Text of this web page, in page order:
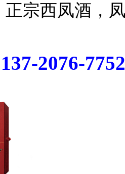
正宗西凤酒
2076-7752